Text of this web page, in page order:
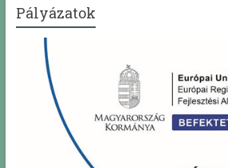
Pályázatok